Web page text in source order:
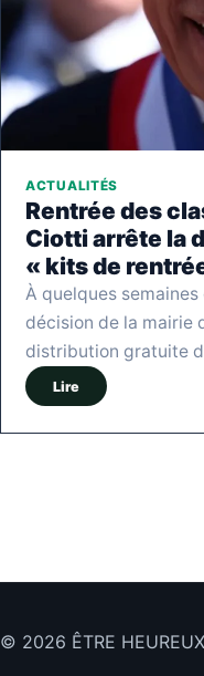
ACTUALITÉS
Rentrée des
Ciotti arrête la
« kits de
À quelques
décision de la mairie
distribution gratuite
Lire
© 2026 ÊTRE HEUREUX